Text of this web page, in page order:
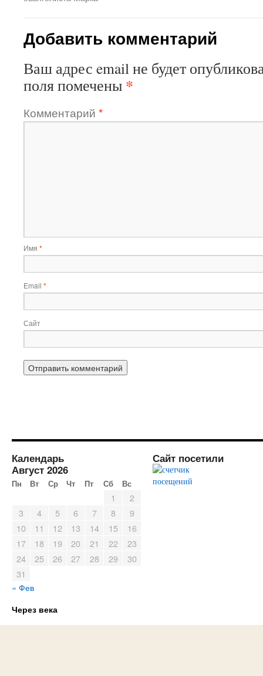
Добавить комментарий
Ваш адрес email не будет
поля помечены *
Комментарий *
Имя *
Email *
Сайт
Календарь
Август 2026
Пн Вт Ср Чт Пт Сб Вс
1
2
3
4 5 6 7 8
9
10
11 12 13 14 15
16
17
18 19 20 21 22
23
24
25 26 27 28 29
30
31
« Фев
Сайт посетили
Через века